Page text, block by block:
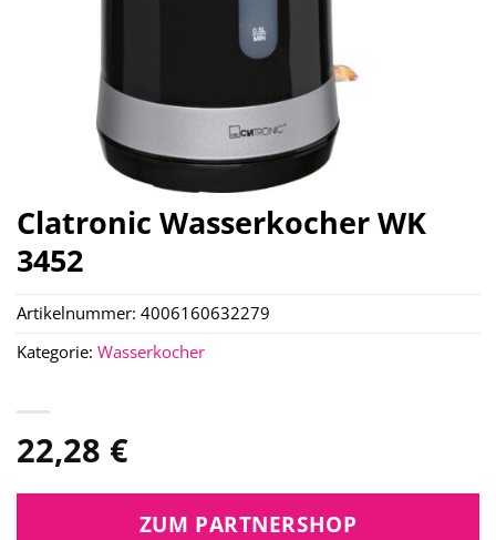
Clatronic Wasserkocher WK
3452
22,28 €
ZUM PARTNERSHOP
Artikelnummer: 4006160632279
Kategorie: Wasserkocher